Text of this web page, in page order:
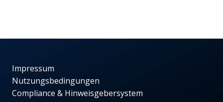
Impressum
Nutzungsbedingungen
Compliance & Hinweisgebersystem